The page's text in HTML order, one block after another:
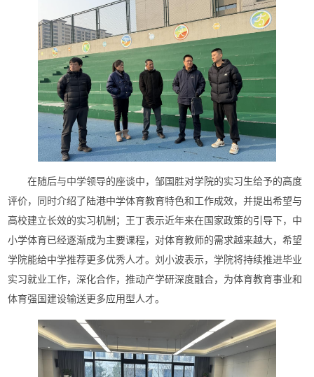
在随后与中学领导的座谈中，邹国胜对学院的实习生给予的高度
评价，同时介绍了陆港中学体育教育特色和工作成效，并提出希望与
高校建立长效的实习机制；王丁表示近年来在国家政策的引导下，中
小学体育已经逐渐成为主要课程，对体育教师的需求越来越大，希望
学院能给中学推荐更多优秀人才。刘小波表示，学院将持续推进毕业
实习就业工作，深化合作，推动产学研深度融合，为体育教育事业和
体育强国建设输送更多应用型人才。